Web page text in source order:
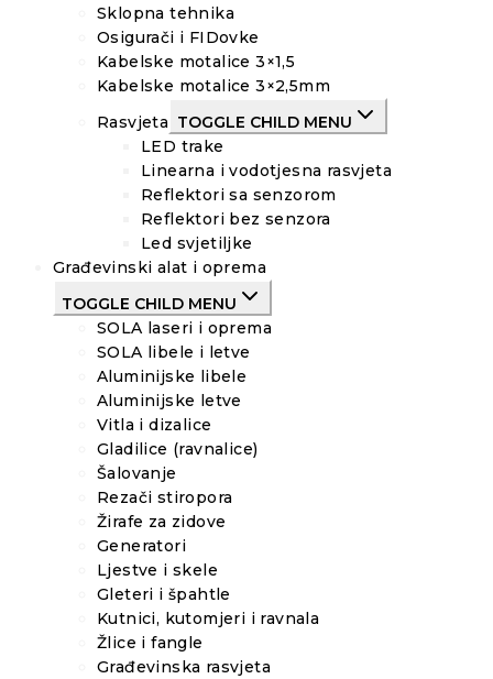
Sklopna tehnika
Osigurači i FIDovke
Kabelske motalice 3×1,5
Kabelske motalice 3×2,5mm
Rasvjeta TOGGLE CHILD MENU
LED trake
Linearna i vodotjesna rasvjeta
Reflektori sa senzorom
Reflektori bez senzora
Led svjetiljke
Građevinski alat i oprema
TOGGLE CHILD MENU
SOLA laseri i oprema
SOLA libele i letve
Aluminijske libele
Aluminijske letve
Vitla i dizalice
Gladilice (ravnalice)
Šalovanje
Rezači stiropora
Žirafe za zidove
Generatori
Ljestve i skele
Gleteri i špahtle
Kutnici, kutomjeri i ravnala
Žlice i fangle
Građevinska rasvjeta